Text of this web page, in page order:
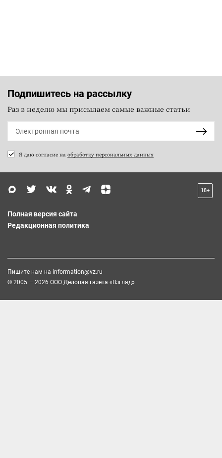
Подпишитесь на рассылку
Раз в неделю мы присылаем самые важные статьи
Я даю согласие на обработку персональных данных
18+
Полная версия сайта
Редакционная политика
Пишите нам на information@vz.ru
© 2005 — 2026 ООО Деловая газета «Взгляд»